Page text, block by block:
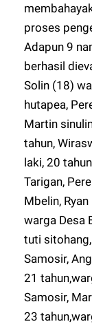
proses
Adapun 9
berhasil
Solin (18)
hutapea,
Martin
tahun,
laki, 20
Tarigan,
Mbelin,
warga Desa
tuti
Samosir,
21
Samosir,
23